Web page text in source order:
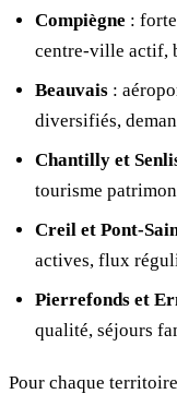
Compiègne :
centre-ville actif,
Beauvais :
diversifiés,
Chantilly et
tourisme
Creil et Pont-
actives, flux
Pierrefonds et
qualité, séjours
Pour chaque